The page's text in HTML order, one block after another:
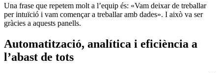
Una frase que repetem molt a l’equip és: «Vam deixar de treballar
per intuïció i vam començar a treballar amb dades». I això va ser
gràcies a aquests panells.
Automatització, analítica i eficiència a
l’abast de tots